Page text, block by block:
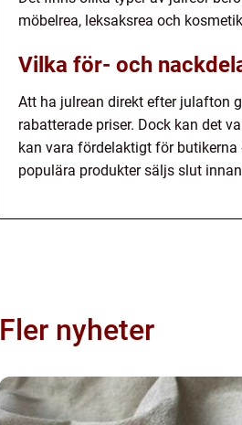
möbelrea, leksaksrea och
Vilka för- och
Att ha julrean direkt efter julafton
rabatterade priser. Dock kan det
kan vara fördelaktigt för
populära produkter säljs slut
Fler nyheter